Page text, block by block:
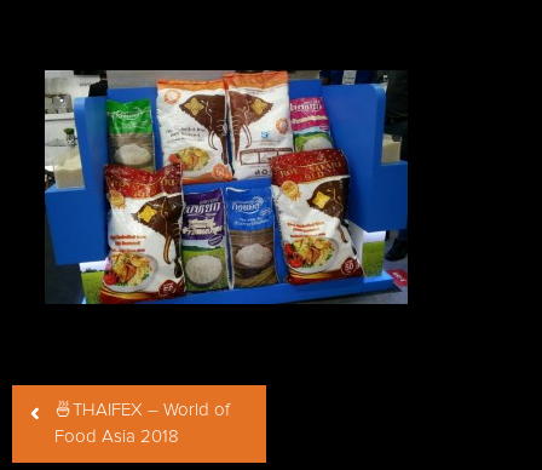
Beitragsnavigation
🍜THAIFEX – World of
Food Asia 2018